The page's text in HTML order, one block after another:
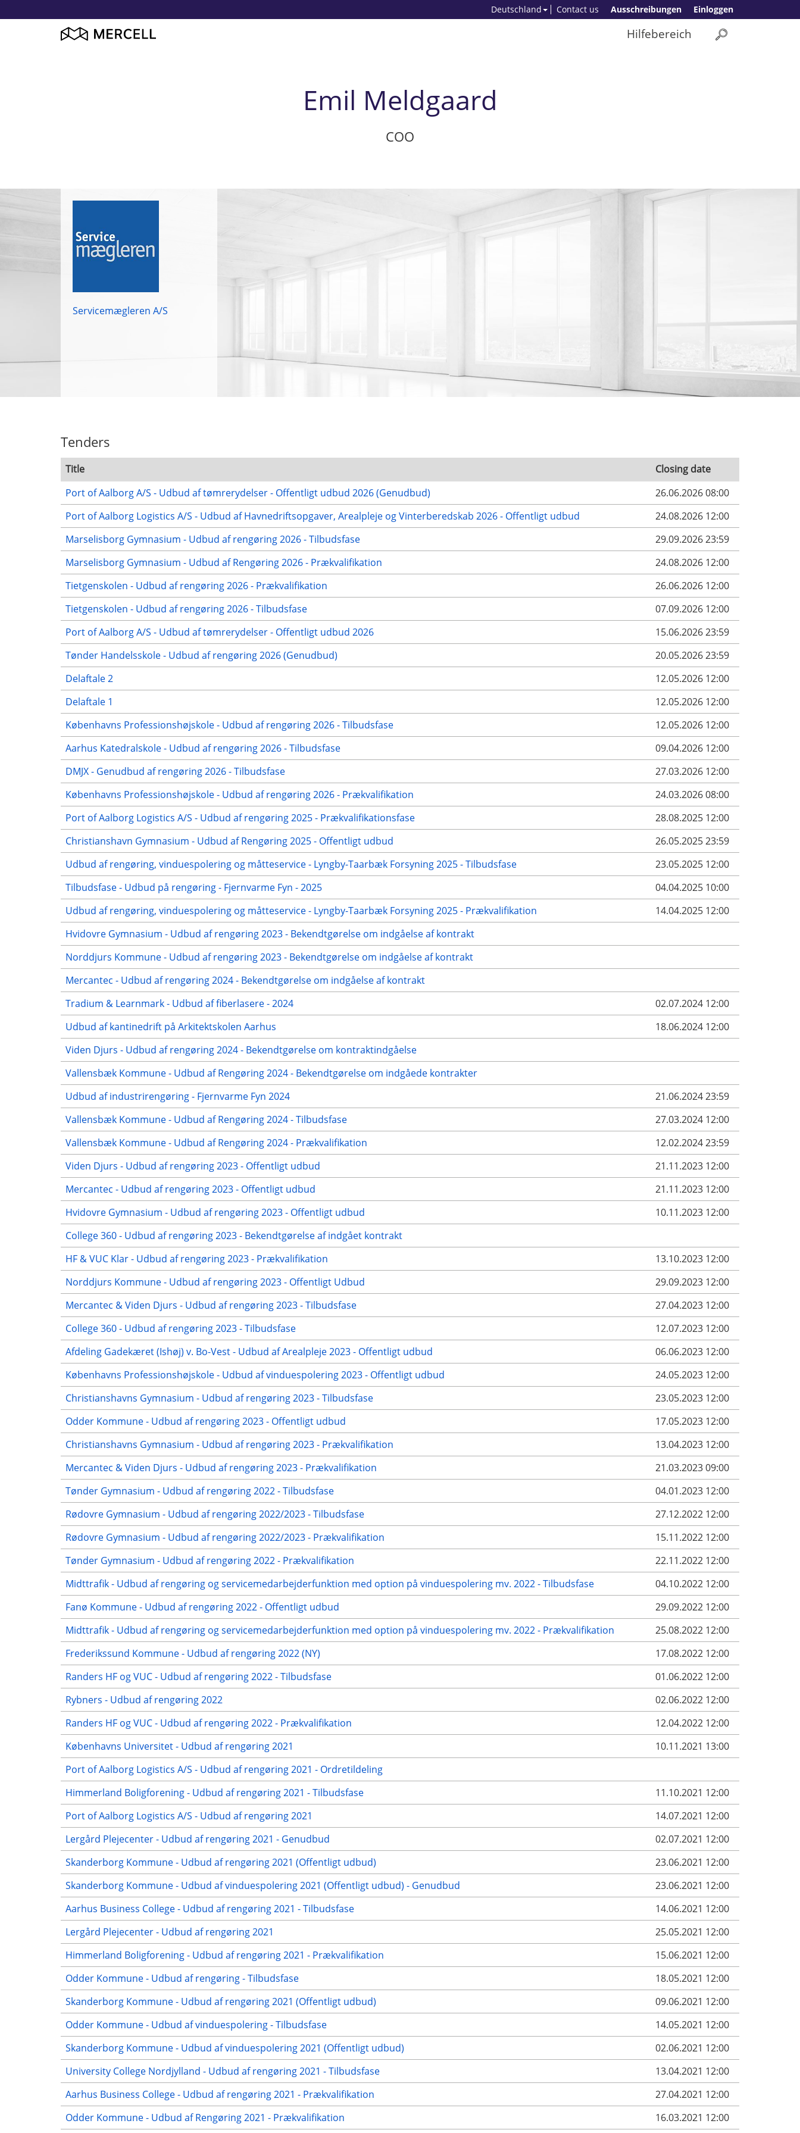
Einloggen
Ausschreibungen
Contact us
Deutschland
Hilfebereich
Emil Meldgaard
COO
Servicemægleren A/S
Tenders
Title
Closing date
Port of Aalborg A/S - Udbud af tømrerydelser - Offentligt udbud 2026 (Genudbud)
26.06.2026 08:00
Port of Aalborg Logistics A/S - Udbud af Havnedriftsopgaver, Arealpleje og Vinterberedskab 2026 - Offentligt udbud
24.08.2026 12:00
Marselisborg Gymnasium - Udbud af rengøring 2026 - Tilbudsfase
29.09.2026 23:59
Marselisborg Gymnasium - Udbud af Rengøring 2026 - Prækvalifikation
24.08.2026 12:00
Tietgenskolen - Udbud af rengøring 2026 - Prækvalifikation
26.06.2026 12:00
Tietgenskolen - Udbud af rengøring 2026 - Tilbudsfase
07.09.2026 12:00
Port of Aalborg A/S - Udbud af tømrerydelser - Offentligt udbud 2026
15.06.2026 23:59
Tønder Handelsskole - Udbud af rengøring 2026 (Genudbud)
20.05.2026 23:59
Delaftale 2
12.05.2026 12:00
Delaftale 1
12.05.2026 12:00
Københavns Professionshøjskole - Udbud af rengøring 2026 - Tilbudsfase
12.05.2026 12:00
Aarhus Katedralskole - Udbud af rengøring 2026 - Tilbudsfase
09.04.2026 12:00
DMJX - Genudbud af rengøring 2026 - Tilbudsfase
27.03.2026 12:00
Københavns Professionshøjskole - Udbud af rengøring 2026 - Prækvalifikation
24.03.2026 08:00
Port of Aalborg Logistics A/S - Udbud af rengøring 2025 - Prækvalifikationsfase
28.08.2025 12:00
Christianshavn Gymnasium - Udbud af Rengøring 2025 - Offentligt udbud
26.05.2025 23:59
Udbud af rengøring, vinduespolering og måtteservice - Lyngby-Taarbæk Forsyning 2025 - Tilbudsfase
23.05.2025 12:00
Tilbudsfase - Udbud på rengøring - Fjernvarme Fyn - 2025
04.04.2025 10:00
Udbud af rengøring, vinduespolering og måtteservice - Lyngby-Taarbæk Forsyning 2025 - Prækvalifikation
14.04.2025 12:00
Hvidovre Gymnasium - Udbud af rengøring 2023 - Bekendtgørelse om indgåelse af kontrakt
Norddjurs Kommune - Udbud af rengøring 2023 - Bekendtgørelse om indgåelse af kontrakt
Mercantec - Udbud af rengøring 2024 - Bekendtgørelse om indgåelse af kontrakt
Tradium & Learnmark - Udbud af fiberlasere - 2024
02.07.2024 12:00
Udbud af kantinedrift på Arkitektskolen Aarhus
18.06.2024 12:00
Viden Djurs - Udbud af rengøring 2024 - Bekendtgørelse om kontraktindgåelse
Vallensbæk Kommune - Udbud af Rengøring 2024 - Bekendtgørelse om indgåede kontrakter
Udbud af industrirengøring - Fjernvarme Fyn 2024
21.06.2024 23:59
Vallensbæk Kommune - Udbud af Rengøring 2024 - Tilbudsfase
27.03.2024 12:00
Vallensbæk Kommune - Udbud af Rengøring 2024 - Prækvalifikation
12.02.2024 23:59
Viden Djurs - Udbud af rengøring 2023 - Offentligt udbud
21.11.2023 12:00
Mercantec - Udbud af rengøring 2023 - Offentligt udbud
21.11.2023 12:00
Hvidovre Gymnasium - Udbud af rengøring 2023 - Offentligt udbud
10.11.2023 12:00
College 360 - Udbud af rengøring 2023 - Bekendtgørelse af indgået kontrakt
HF & VUC Klar - Udbud af rengøring 2023 - Prækvalifikation
13.10.2023 12:00
Norddjurs Kommune - Udbud af rengøring 2023 - Offentligt Udbud
29.09.2023 12:00
Mercantec & Viden Djurs - Udbud af rengøring 2023 - Tilbudsfase
27.04.2023 12:00
College 360 - Udbud af rengøring 2023 - Tilbudsfase
12.07.2023 12:00
Afdeling Gadekæret (Ishøj) v. Bo-Vest - Udbud af Arealpleje 2023 - Offentligt udbud
06.06.2023 12:00
Københavns Professionshøjskole - Udbud af vinduespolering 2023 - Offentligt udbud
24.05.2023 12:00
Christianshavns Gymnasium - Udbud af rengøring 2023 - Tilbudsfase
23.05.2023 12:00
Odder Kommune - Udbud af rengøring 2023 - Offentligt udbud
17.05.2023 12:00
Christianshavns Gymnasium - Udbud af rengøring 2023 - Prækvalifikation
13.04.2023 12:00
Mercantec & Viden Djurs - Udbud af rengøring 2023 - Prækvalifikation
21.03.2023 09:00
Tønder Gymnasium - Udbud af rengøring 2022 - Tilbudsfase
04.01.2023 12:00
Rødovre Gymnasium - Udbud af rengøring 2022/2023 - Tilbudsfase
27.12.2022 12:00
Rødovre Gymnasium - Udbud af rengøring 2022/2023 - Prækvalifikation
15.11.2022 12:00
Tønder Gymnasium - Udbud af rengøring 2022 - Prækvalifikation
22.11.2022 12:00
Midttrafik - Udbud af rengøring og servicemedarbejderfunktion med option på vinduespolering mv. 2022 - Tilbudsfase
04.10.2022 12:00
Fanø Kommune - Udbud af rengøring 2022 - Offentligt udbud
29.09.2022 12:00
Midttrafik - Udbud af rengøring og servicemedarbejderfunktion med option på vinduespolering mv. 2022 - Prækvalifikation
25.08.2022 12:00
Frederikssund Kommune - Udbud af rengøring 2022 (NY)
17.08.2022 12:00
Randers HF og VUC - Udbud af rengøring 2022 - Tilbudsfase
01.06.2022 12:00
Rybners - Udbud af rengøring 2022
02.06.2022 12:00
Randers HF og VUC - Udbud af rengøring 2022 - Prækvalifikation
12.04.2022 12:00
Københavns Universitet - Udbud af rengøring 2021
10.11.2021 13:00
Port of Aalborg Logistics A/S - Udbud af rengøring 2021 - Ordretildeling
Himmerland Boligforening - Udbud af rengøring 2021 - Tilbudsfase
11.10.2021 12:00
Port of Aalborg Logistics A/S - Udbud af rengøring 2021
14.07.2021 12:00
Lergård Plejecenter - Udbud af rengøring 2021 - Genudbud
02.07.2021 12:00
Skanderborg Kommune - Udbud af rengøring 2021 (Offentligt udbud)
23.06.2021 12:00
Skanderborg Kommune - Udbud af vinduespolering 2021 (Offentligt udbud) - Genudbud
23.06.2021 12:00
Aarhus Business College - Udbud af rengøring 2021 - Tilbudsfase
14.06.2021 12:00
Lergård Plejecenter - Udbud af rengøring 2021
25.05.2021 12:00
Himmerland Boligforening - Udbud af rengøring 2021 - Prækvalifikation
15.06.2021 12:00
Odder Kommune - Udbud af rengøring - Tilbudsfase
18.05.2021 12:00
Skanderborg Kommune - Udbud af rengøring 2021 (Offentligt udbud)
09.06.2021 12:00
Odder Kommune - Udbud af vinduespolering - Tilbudsfase
14.05.2021 12:00
Skanderborg Kommune - Udbud af vinduespolering 2021 (Offentligt udbud)
02.06.2021 12:00
University College Nordjylland - Udbud af rengøring 2021 - Tilbudsfase
13.04.2021 12:00
Aarhus Business College - Udbud af rengøring 2021 - Prækvalifikation
27.04.2021 12:00
Odder Kommune - Udbud af Rengøring 2021 - Prækvalifikation
16.03.2021 12:00